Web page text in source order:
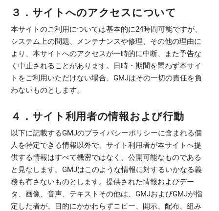
３．サイトへのアクセスについて
本サイトのご利用については基本的に24時間可能ですが、
システム上の問題、メンテナンスや修理、その他の理由に
より、本サイトへのアクセスが一時的に中断、また予告な
く中止されることがあります。日時・期間を問わず本サイ
トをご利用いただけない場合、GMJはその一切の責任を負
わないものとします。
４．サイト利用者の情報および行動
以下に記載するGMJのプライバシーポリシーに含まれる個
人を特定できる情報以外で、サイト利用者が本サイトへ提
供する情報はすべて機密ではなく、公開可能なものである
と見なします。GMJはこのような情報に対するいかなる義
務も有さないものとします。提供された情報およびデー
タ、画像、音声、テキストその他は、GMJおよびGMJが指
定した者が、目的にかかわらずコピー、開示、配布、組み